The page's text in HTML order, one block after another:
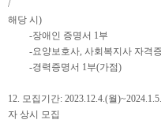
/
해당 시)
-장애인 증명서 1부
-요양보호사, 사회복지사 자격증
-경력증명서 1부(가점)
12. 모집기간: 2023.12.4.(월
자 상시 모집